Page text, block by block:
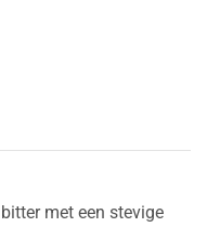
met een stevige